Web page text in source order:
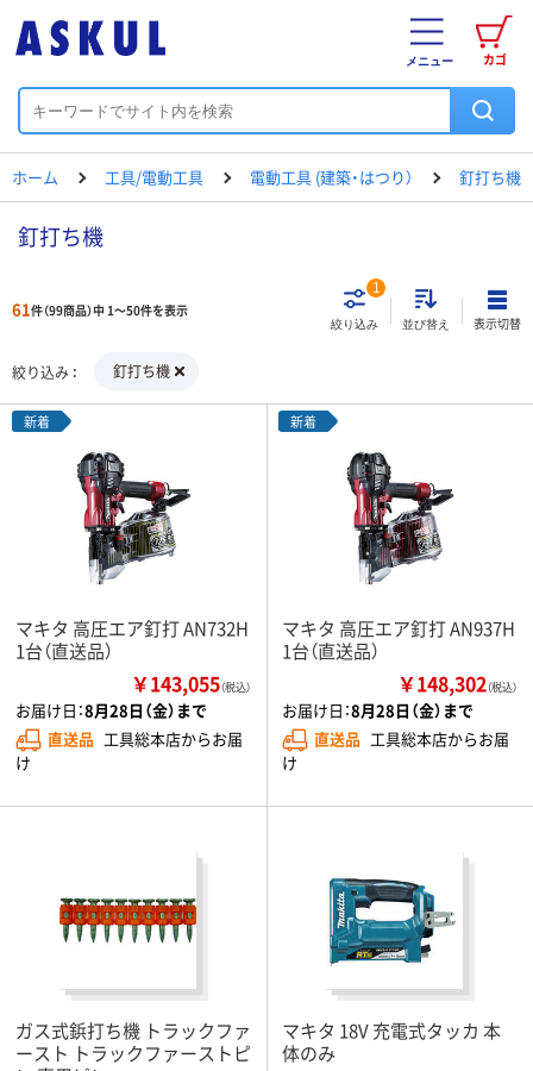
カゴ
メニュー
ホーム 工具/電動工具 電動工具 (建築・はつり） 釘打ち機
釘打ち機
61件（99商品）中 1～50件を表示
絞り込み
1
並び替え 表示切替
絞り込み 釘打ち機
新着
マキタ 高圧エア釘打 AN732H
1台（直送品）
￥143,055（税込）
お届け日：8月28日（金）まで
直送品 工具総本店からお届
け
新着
マキタ 高圧エア釘打 AN937H
1台（直送品）
￥148,302（税込）
お届け日：8月28日（金）まで
直送品 工具総本店からお届
け
ガス式鋲打ち機 トラックファ
ースト トラックファーストピ
マキタ 18V 充電式タッカ 本
体のみ